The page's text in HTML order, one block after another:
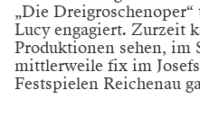
„Die
Lucy engagiert. Zurzeit
Produktionen sehen, im
mittlerweile fix im
Festspielen Reichenau